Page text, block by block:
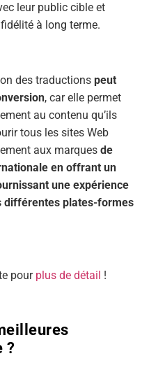
leur public cible et
à long terme.
des traductions peut
, car elle permet
au contenu qu’ils
tous les sites Web
aux marques de
en offrant un
une expérience
différentes plates-formes
pour plus de détail !
?